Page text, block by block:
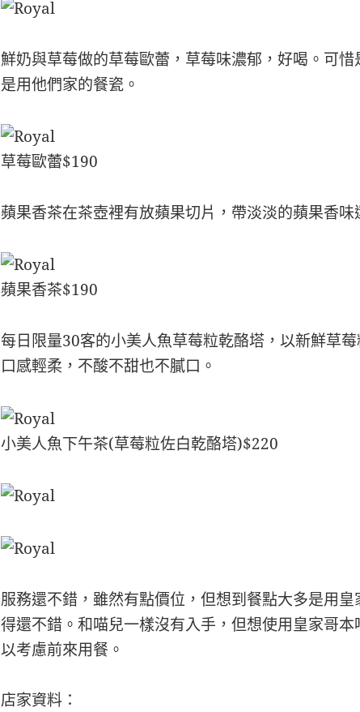
鮮奶與草莓做的草莓歐蕾，草莓味濃郁，好喝。可
是用他們家的餐瓷。
草莓歐蕾$190
蘋果香茶在茶壺裡有放蘋果切片，帶淡淡的蘋果香味
蘋果香茶$190
每日限量30客的小美人魚草莓粒乾酪塔，以新鮮草莓
口感輕柔，不酸不甜也不膩口。
小美人魚下午茶(草莓粒佐白乾酪塔)$220
服務還不錯，雖然有點價位，但想到餐點大多是用
得還不錯。和喵兒一樣沒有入手，但想使用皇家哥
以考慮前來用餐。
店家資料：